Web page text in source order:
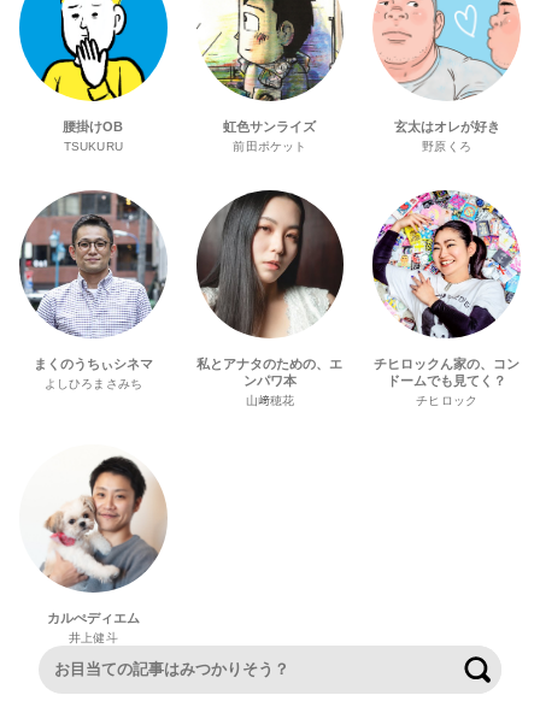
腰掛けOB
TSUKURU
虹色サンライズ
前田ポケット
玄太はオレが好き
野原くろ
まくのうちぃシネマ
よしひろまさみち
私とアナタのための、エ
ンパワ本
山﨑穂花
チヒロックん家の、コン
ドームでも見てく？
チヒロック
カルぺディエム
井上健斗